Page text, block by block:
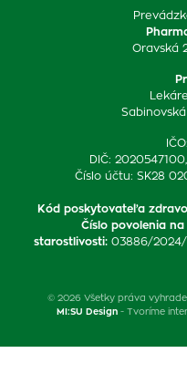
Oravská
DIČ:
Číslo účtu: SK28
Kód poskytovateľa
Číslo povolenia
starostlivosti: 03886/2024/
© 2026 Všetky práva
MI:SU Design- Tvoríme